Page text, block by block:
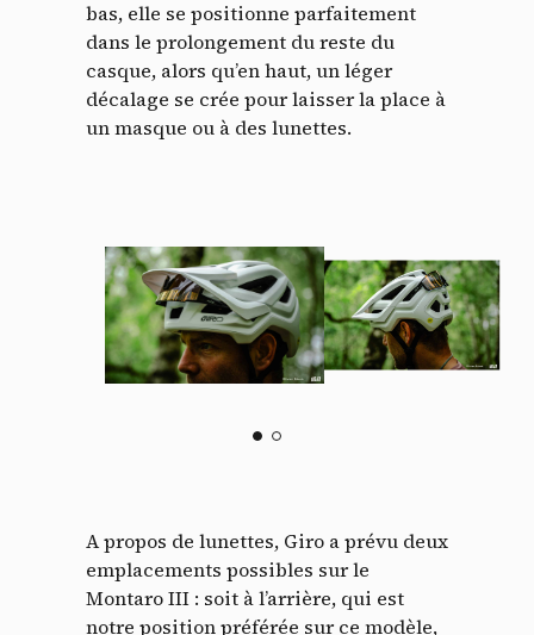
bas, elle se positionne parfaitement
dans le prolongement du reste du
casque, alors qu’en haut, un léger
décalage se crée pour laisser la place à
un masque ou à des lunettes.
A propos de lunettes, Giro a prévu deux
emplacements possibles sur le
Montaro III : soit à l’arrière, qui est
notre position préférée sur ce modèle,